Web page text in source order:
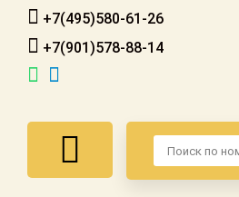
+7(495)580-61-26
+7(901)578-88-14